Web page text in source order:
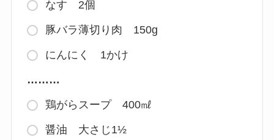
なす 2個
豚バラ薄切り肉 150g
にんにく 1かけ
………
鶏がらスープ 400㎖
醤油 大さじ1½